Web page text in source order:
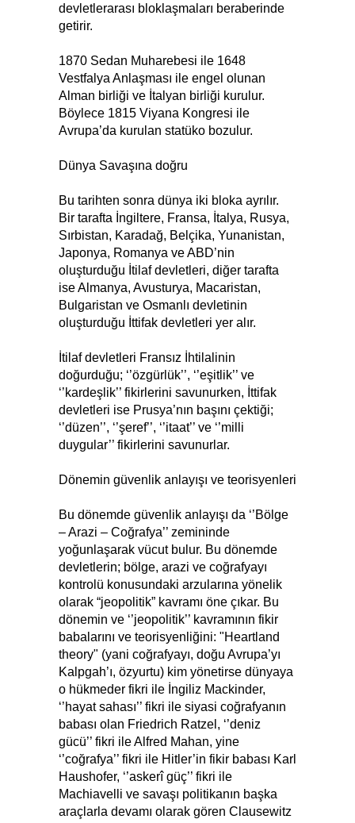
devletlerarası bloklaşmaları beraberinde
getirir.
1870 Sedan Muharebesi ile 1648
Vestfalya Anlaşması ile engel olunan
Alman birliği ve İtalyan birliği kurulur.
Böylece 1815 Viyana Kongresi ile
Avrupa’da kurulan statüko bozulur.
Dünya Savaşına doğru
Bu tarihten sonra dünya iki bloka ayrılır.
Bir tarafta İngiltere, Fransa, İtalya, Rusya,
Sırbistan, Karadağ, Belçika, Yunanistan,
Japonya, Romanya ve ABD’nin
oluşturduğu İtilaf devletleri, diğer tarafta
ise Almanya, Avusturya, Macaristan,
Bulgaristan ve Osmanlı devletinin
oluşturduğu İttifak devletleri yer alır.
İtilaf devletleri Fransız İhtilalinin
doğurduğu; ‘’özgürlük’’, ‘’eşitlik’’ ve
‘’kardeşlik’’ fikirlerini savunurken, İttifak
devletleri ise Prusya’nın başını çektiği;
‘’düzen’’, ‘’şeref’’, ‘’itaat’’ ve ‘’milli
duygular’’ fikirlerini savunurlar.
Dönemin güvenlik anlayışı ve teorisyenleri
Bu dönemde güvenlik anlayışı da ‘’Bölge
– Arazi – Coğrafya’’ zemininde
yoğunlaşarak vücut bulur. Bu dönemde
devletlerin; bölge, arazi ve coğrafyayı
kontrolü konusundaki arzularına yönelik
olarak “jeopolitik” kavramı öne çıkar. Bu
dönemin ve ‘’jeopolitik’’ kavramının fikir
babalarını ve teorisyenliğini: "Heartland
theory" (yani coğrafyayı, doğu Avrupa’yı
Kalpgah’ı, özyurtu) kim yönetirse dünyaya
o hükmeder fikri ile İngiliz Mackinder,
‘’hayat sahası’’ fikri ile siyasi coğrafyanın
babası olan Friedrich Ratzel, ‘’deniz
gücü’’ fikri ile Alfred Mahan, yine
‘’coğrafya’’ fikri ile Hitler’in fikir babası Karl
Haushofer, ‘’askerî güç’’ fikri ile
Machiavelli ve savaşı politikanın başka
araçlarla devamı olarak gören Clausewitz